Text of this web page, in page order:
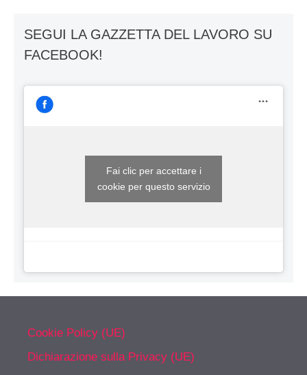
SEGUI LA GAZZETTA DEL LAVORO SU
FACEBOOK!
Fai clic per accettare i
cookie per questo servizio
Cookie Policy (UE)
Dichiarazione sulla Privacy (UE)